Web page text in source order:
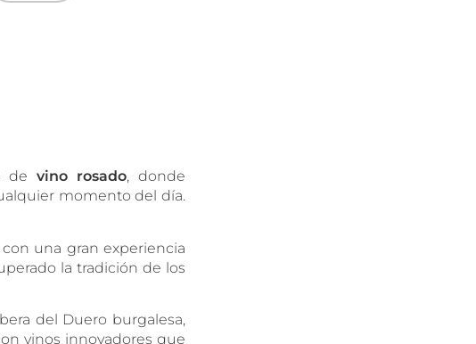
devino rosado, donde
momento del día.
una gran experiencia
la tradición de los
del Duero burgalesa,
vinos innovadores que